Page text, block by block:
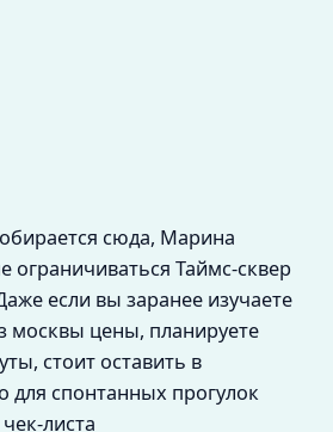
сюда, Марина
ограничиваться Таймс-сквер
если вы заранее изучаете
москвы цены, планируете
стоит оставить в
для спонтанных прогулок
листа